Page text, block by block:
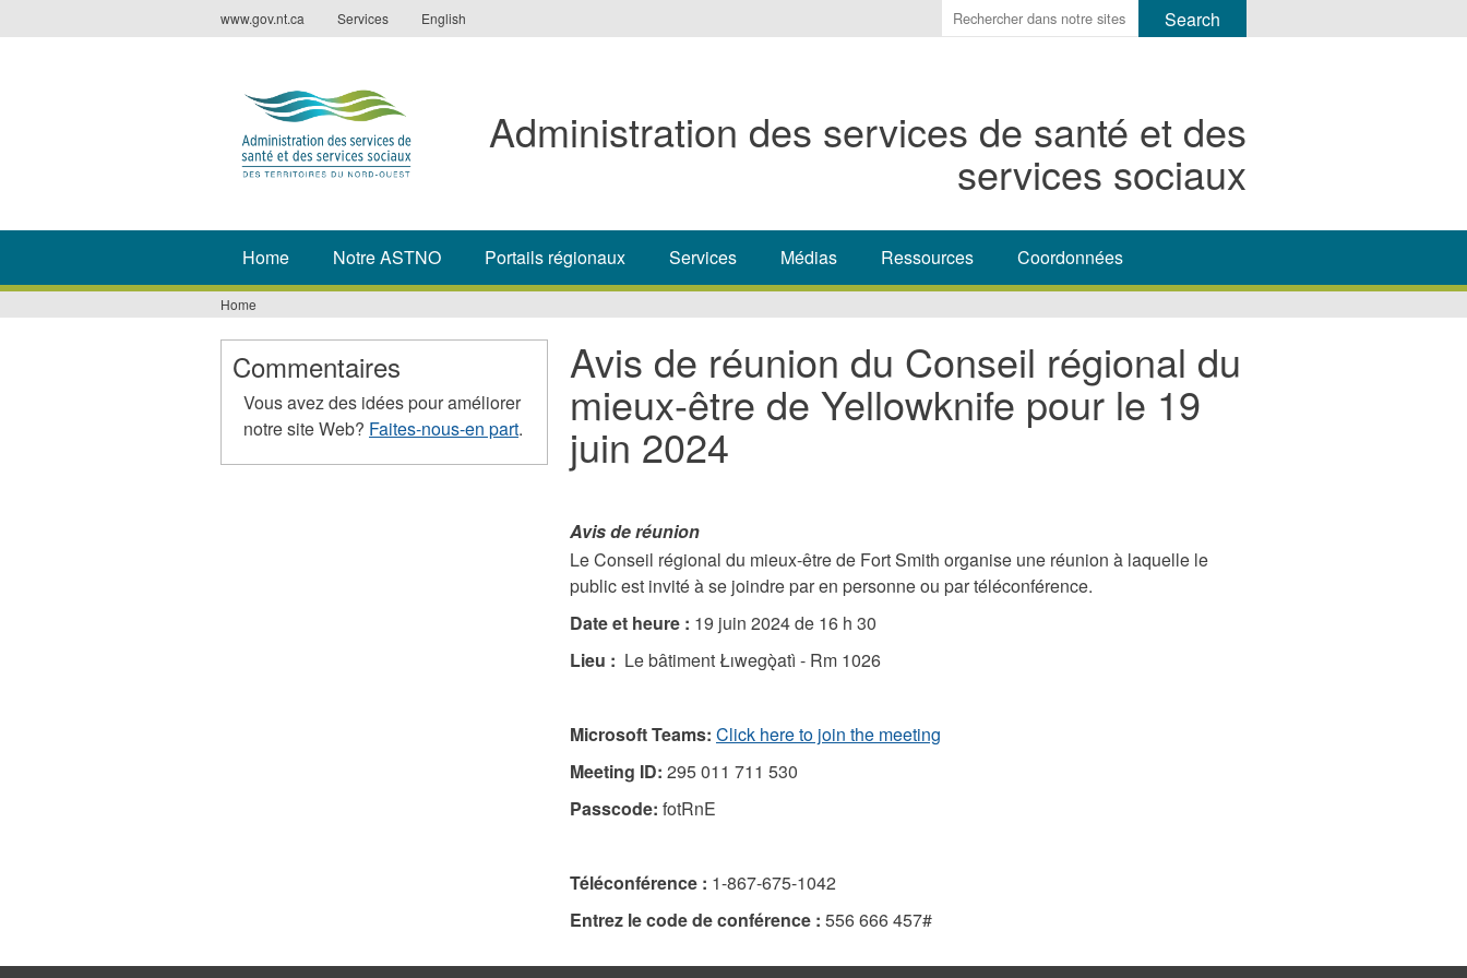
to
www.gov.nt.ca Services English
Enter
the
to
search
for.
Administration des services de santé et des
services sociaux
Home Notre ASTNO Portails régionaux Services Médias Ressources Coordonnées
You
are
here
Home
Avis de réunion du Conseil régional du
mieux-être de Yellowknife pour le 19
juin 2024
Avis de réunion
Le Conseil régional du mieux-être de Fort Smith organise une réunion à laquelle le
public est invité à se joindre par en personne ou par téléconférence.
Date et heure : 19 juin 2024 de 16 h 30
Lieu : Le bâtiment Łıwegǫ̀atì - Rm 1026
Microsoft Teams: Click here to join the meeting
Meeting ID: 295 011 711 530
Passcode: fotRnE
Téléconférence : 1-867-675-1042
Entrez le code de conférence : 556 666 457#
Commentaires
Vous avez des idées pour améliorer
notre site Web? Faites-nous-en part.